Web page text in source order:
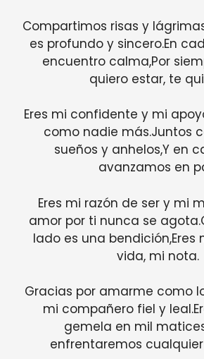
Compartimos risas y
es profundo y sincero.En
encuentro calma,Por
quiero estar, te
Eres mi confidente y mi
como nadie más.Juntos
sueños y anhelos,Y en
avanzamos en
Eres mi razón de ser y mi
amor por ti nunca se
lado es una bendición,Eres
vida, mi nota.
Gracias por amarme como
mi compañero fiel y
gemela en mil
enfrentaremos